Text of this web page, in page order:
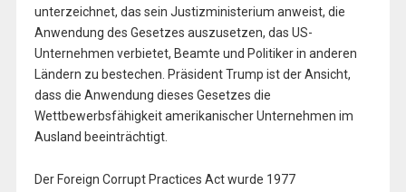
unterzeichnet, das sein Justizministerium anweist, die
Anwendung des Gesetzes auszusetzen, das US-
Unternehmen verbietet, Beamte und Politiker in anderen
Ländern zu bestechen. Präsident Trump ist der Ansicht,
dass die Anwendung dieses Gesetzes die
Wettbewerbsfähigkeit amerikanischer Unternehmen im
Ausland beeinträchtigt.
Der Foreign Corrupt Practices Act wurde 1977